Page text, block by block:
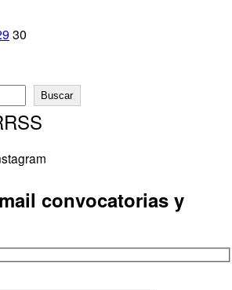
Página
30
Buscar
convocatorias y